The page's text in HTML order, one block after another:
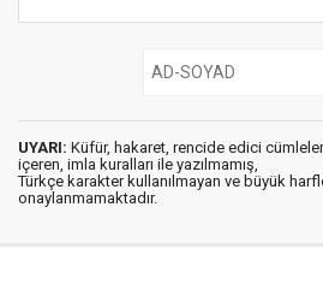
UYARI: Küfür, hakaret, rencide edici
içeren, imla kuralları ile yazılmamış,
Türkçe karakter kullanılmayan ve büyük
onaylanmamaktadır.